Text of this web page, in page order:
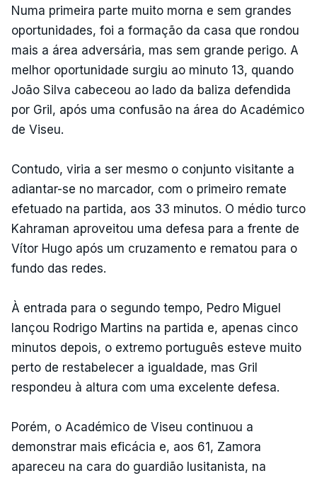
Numa primeira parte muito morna e sem grandes
oportunidades, foi a formação da casa que rondou
mais a área adversária, mas sem grande perigo. A
melhor oportunidade surgiu ao minuto 13, quando
João Silva cabeceou ao lado da baliza defendida
por Gril, após uma confusão na área do Académico
de Viseu.
Contudo, viria a ser mesmo o conjunto visitante a
adiantar-se no marcador, com o primeiro remate
efetuado na partida, aos 33 minutos. O médio turco
Kahraman aproveitou uma defesa para a frente de
Vítor Hugo após um cruzamento e rematou para o
fundo das redes.
À entrada para o segundo tempo, Pedro Miguel
lançou Rodrigo Martins na partida e, apenas cinco
minutos depois, o extremo português esteve muito
perto de restabelecer a igualdade, mas Gril
respondeu à altura com uma excelente defesa.
Porém, o Académico de Viseu continuou a
demonstrar mais eficácia e, aos 61, Zamora
apareceu na cara do guardião lusitanista, na